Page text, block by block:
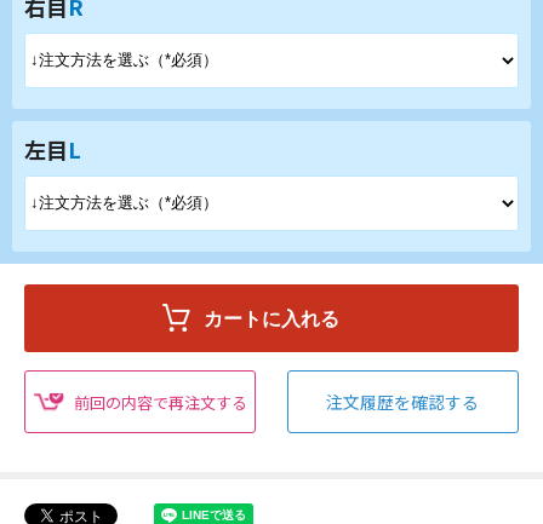
右目R
左目L
前回の内容で再注文する 注文履歴を確認する